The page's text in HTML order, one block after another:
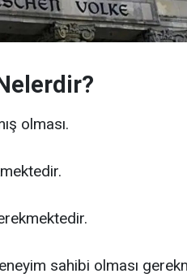
olması.
sahibi olması